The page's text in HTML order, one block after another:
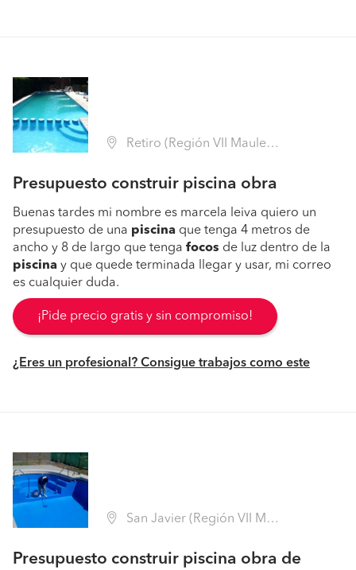
Retiro (Región VII Maule - Linares)
Presupuesto construir piscina obra
Buenas tardes mi nombre es marcela leiva quiero un
presupuesto de una piscina que tenga 4 metros de
ancho y 8 de largo que tenga focos de luz dentro de la
piscina y que quede terminada llegar y usar, mi correo
es cualquier duda.
¡Pide precio gratis y sin compromiso!
¿Eres un profesional? Consigue trabajos como este
San Javier (Región VII Maule - Linares)
Presupuesto construir piscina obra de